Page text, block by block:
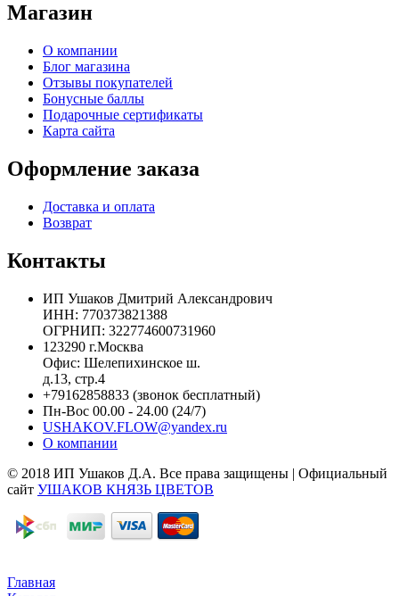
Магазин
О компании
Блог магазина
Отзывы покупателей
Бонусные баллы
Подарочные сертификаты
Карта сайта
Оформление заказа
Доставка и оплата
Возврат
Контакты
ИП Ушаков Дмитрий Александрович
ИНН: 770373821388
ОГРНИП: 322774600731960
123290 г.Москва
Офис: Шелепихинское ш.
д.13, стр.4
+79162858833 (звонок бесплатный)
Пн-Вос 00.00 - 24.00 (24/7)
USHAKOV.FLOW@yandex.ru
О компании
© 2018 ИП Ушаков Д.А. Все права защищены | Официальный
сайт УШАКОВ КНЯЗЬ ЦВЕТОВ
Главная